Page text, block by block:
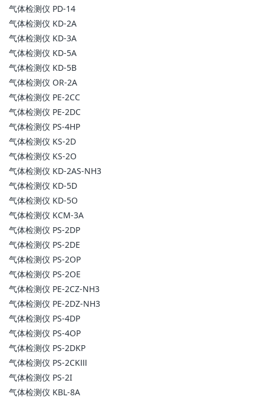
气体检测仪 PD-14
气体检测仪 KD-2A
气体检测仪 KD-3A
气体检测仪 KD-5A
气体检测仪 KD-5B
气体检测仪 OR-2A
气体检测仪 PE-2CC
气体检测仪 PE-2DC
气体检测仪 PS-4HP
气体检测仪 KS-2D
气体检测仪 KS-2O
气体检测仪 KD-2AS-NH3
气体检测仪 KD-5D
气体检测仪 KD-5O
气体检测仪 KCM-3A
气体检测仪 PS-2DP
气体检测仪 PS-2DE
气体检测仪 PS-2OP
气体检测仪 PS-2OE
气体检测仪 PE-2CZ-NH3
气体检测仪 PE-2DZ-NH3
气体检测仪 PS-4DP
气体检测仪 PS-4OP
气体检测仪 PS-2DKP
气体检测仪 PS-2CKⅢ
气体检测仪 PS-2I
气体检测仪 KBL-8A